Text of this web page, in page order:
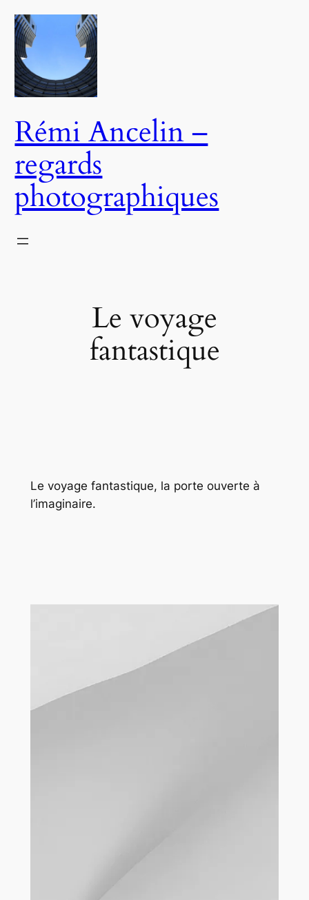
Aller
au
contenu
Rémi Ancelin –
regards
photographiques
Le voyage
fantastique
Le voyage fantastique, la porte ouverte à
l’imaginaire.